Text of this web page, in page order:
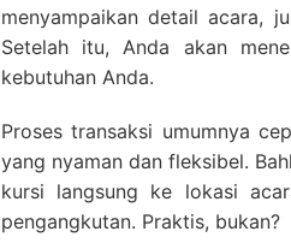
menyampaikan detail acara,
Setelah itu, Anda akan
kebutuhan Anda.
Proses transaksi umumnya
yang nyaman dan fleksibel.
kursi langsung ke lokasi
pengangkutan. Praktis, bukan?